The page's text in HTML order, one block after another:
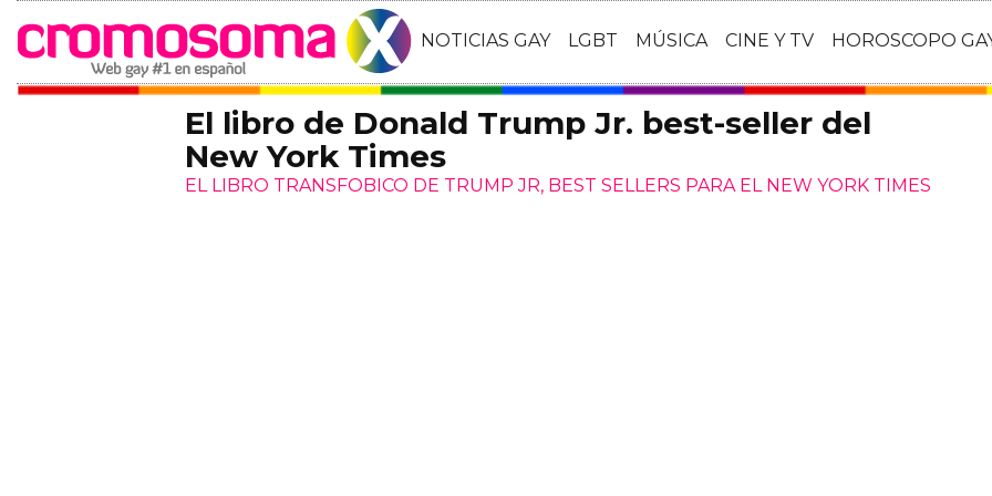
NOTICIAS GAY LGBT MÚSICA CINE Y TV HOROSCOPO
El libro de Donald Trump Jr. best-seller del
New York Times
EL LIBRO TRANSFOBICO DE TRUMP JR, BEST SELLERS PARA EL NEW YORK TIMES